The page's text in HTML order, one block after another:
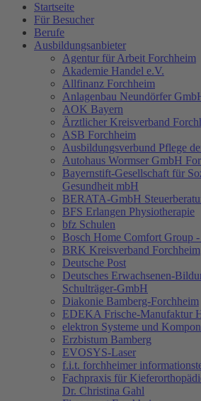
Startseite
Für Besucher
Berufe
Ausbildungsanbieter
Agentur für Arbeit Forchheim
Akademie Handel e.V.
Allfinanz Forchheim
Anlagenbau Neundörfer
AOK Bayern
Ärztlicher Kreisverband
ASB Forchheim
Ausbildungsverbund Pflege
Autohaus Wormser GmbH
Bayernstift-Gesellschaft für
Gesundheit mbH
BERATA-GmbH
BFS Erlangen Physiotherapie
bfz Schulen
Bosch Home Comfort Group
BRK Kreisverband Forchheim
Deutsche Post
Deutsches Erwachsenen-
Schulträger-GmbH
Diakonie Bamberg-Forchheim
EDEKA Frische-Manufaktur
elektron Systeme und
Erzbistum Bamberg
EVOSYS-Laser
f.i.t. forchheimer
Fachpraxis für
Dr. Christina Gahl